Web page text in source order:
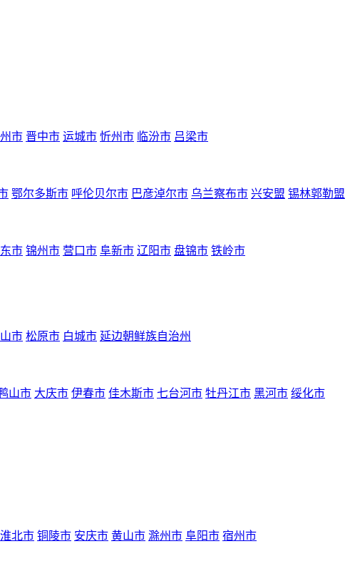
市 晋中市 运城市 忻州市 临汾市 吕梁市
鄂尔多斯市 呼伦贝尔市 巴彦淖尔市 乌兰察布市 兴安盟 锡林郭勒盟
市 锦州市 营口市 阜新市 辽阳市 盘锦市 铁岭市
市 松原市 白城市 延边朝鲜族自治州
山市 大庆市 伊春市 佳木斯市 七台河市 牡丹江市 黑河市 绥化市
淮北市 铜陵市 安庆市 黄山市 滁州市 阜阳市 宿州市